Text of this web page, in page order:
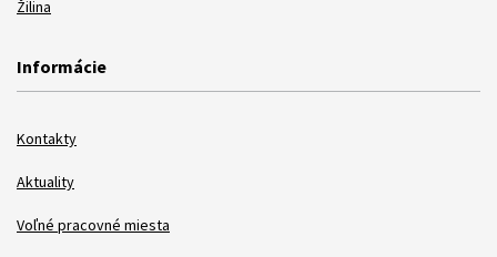
Žilina
Informácie
Kontakty
Aktuality
Voľné pracovné miesta